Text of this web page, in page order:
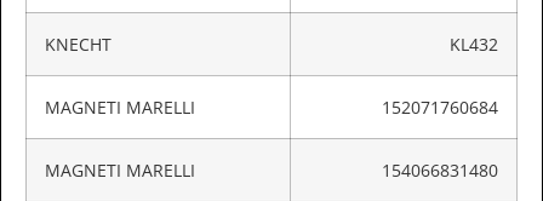
KNECHT KL432
MAGNETI MARELLI 152071760684
MAGNETI MARELLI 154066831480